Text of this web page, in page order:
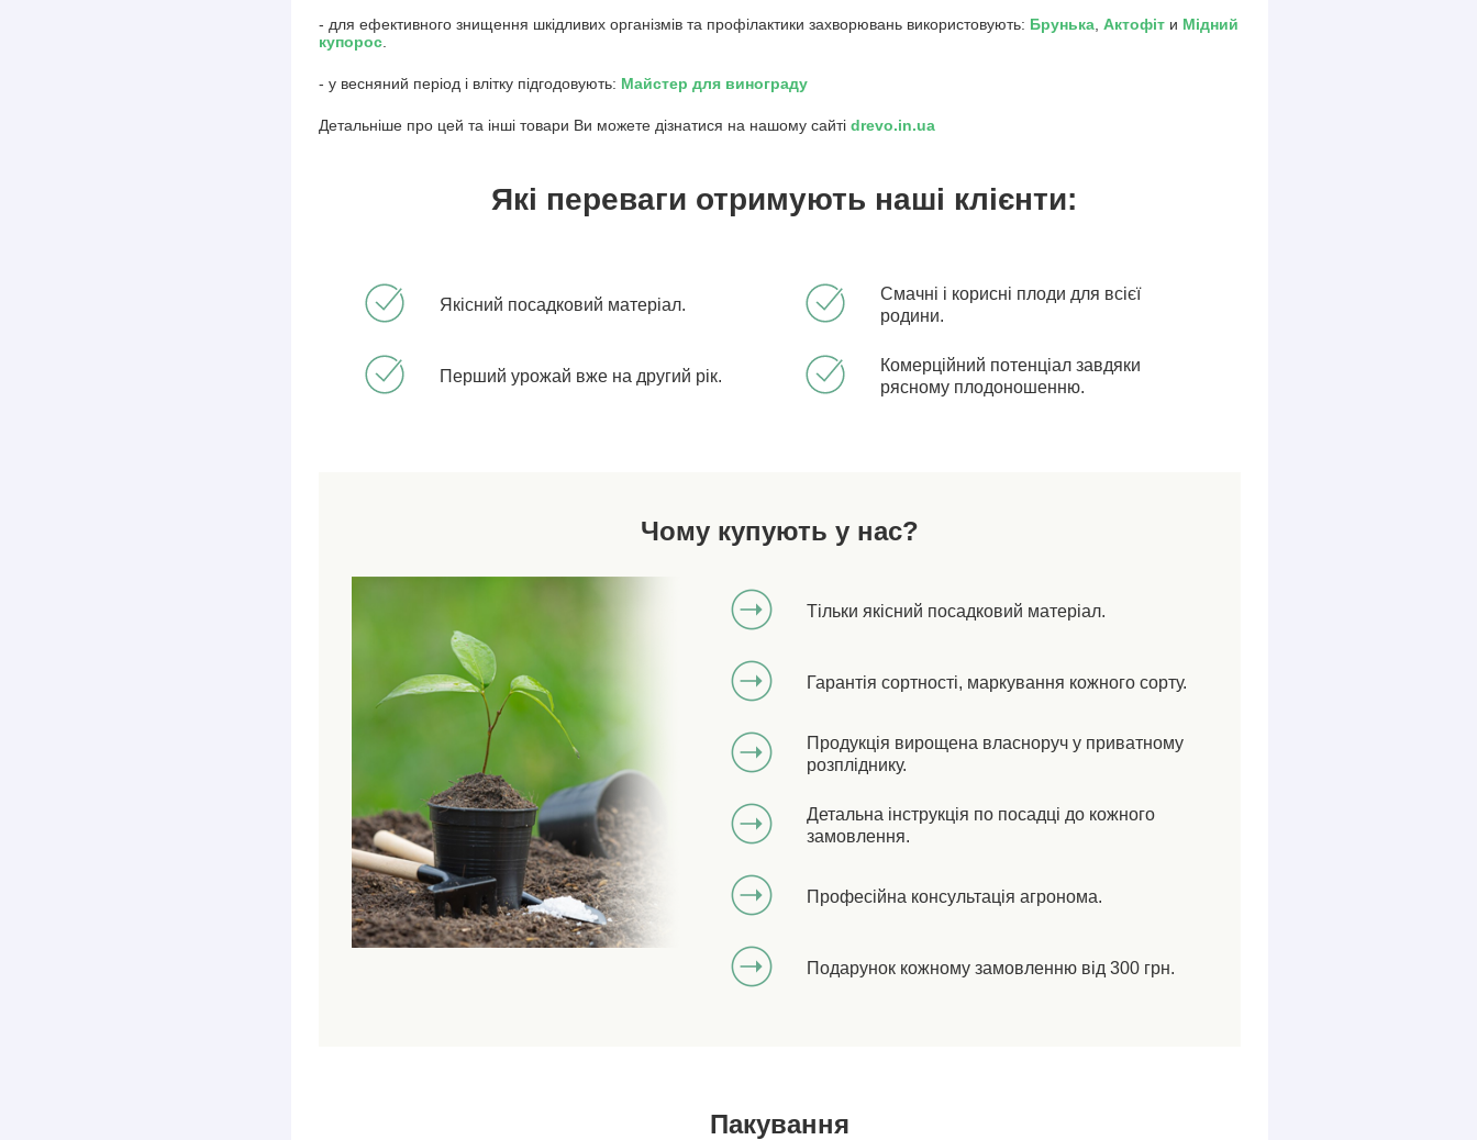
- для ефективного знищення шкідливих організмів та профілактики захворювань використовують: Брунька, Актофіт и Мідний
купорос.
- у весняний період і влітку підгодовують: Майстер для винограду
Детальніше про цей та інші товари Ви можете дізнатися на нашому сайті drevo.in.ua
Які переваги отримують наші клієнти:
Якісний посадковий матеріал.
Перший урожай вже на другий рік.
Смачні і корисні плоди для всієї
родини.
Комерційний потенціал завдяки
рясному плодоношенню.
Чому купують у нас?
Тільки якісний посадковий матеріал.
Гарантія сортності, маркування кожного сорту.
Продукція вирощена власноруч у приватному
розпліднику.
Детальна інструкція по посадці до кожного
замовлення.
Професійна консультація агронома.
Подарунок кожному замовленню від 300 грн.
Пакування